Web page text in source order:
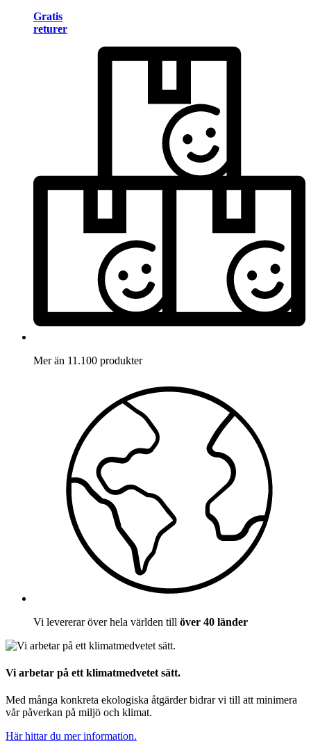
Gratis
returer
Mer än 11.100 produkter
Vi levererar över hela världen till över 40 länder
Vi arbetar på ett klimatmedvetet sätt.
Med många konkreta ekologiska åtgärder bidrar vi till att minimera
vår påverkan på miljö och klimat.
Här hittar du mer information.